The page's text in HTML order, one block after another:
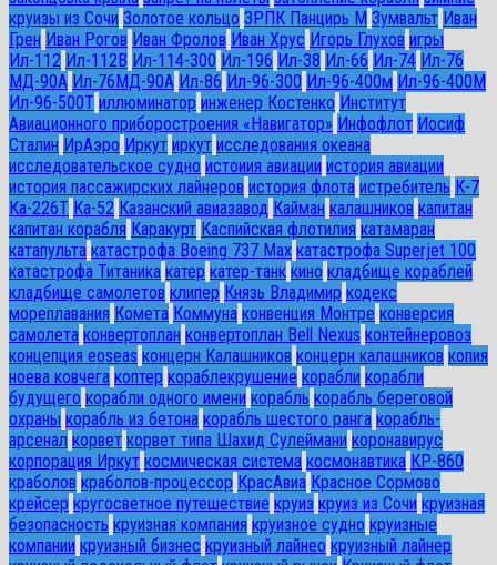
круизы из Сочи Золотое кольцо ЗРПК Панцирь М Зумвальт Иван
Грен Иван Рогов Иван Фролов Иван Хрус Игорь Глухов игры
Ил-112 Ил-112В Ил-114-300 Ил-196 Ил-38 Ил-66 Ил-74 Ил-76
МД-90А Ил-76МД-90А Ил-86 Ил-96-300 Ил-96-400м Ил-96-400М
Ил-96-500Т иллюминатор инженер Костенко Институт
Авиационного приборостроения «Навигатор» Инфофлот Иосиф
Сталин ИрАэро Иркут иркут исследования океана
исследовательское судно истоиия авиации история авиации
история пассажирских лайнеров история флота истребитель К-7
Ка-226Т Ка-52 Казанский авиазавод Кайман калашников капитан
капитан корабля Каракурт Каспийская флотилия катамаран
катапульта катастрофа Boeing 737 Max катастрофа Superjet 100
катастрофа Титаника катер катер-танк кино кладбище кораблей
кладбище самолетов клипер Князь Владимир кодекс
мореплавания Комета Коммуна конвенция Монтре конверсия
самолета конвертоплан конвертоплан Bell Nexus контейнеровоз
концепция eoseas концерн Калашников концерн калашников копия
ноева ковчега коптер кораблекрушение корабли корабли
будущего корабли одного имени корабль корабль береговой
охраны корабль из бетона корабль шестого ранга корабль-
арсенал корвет корвет типа Шахид Сулеймани коронавирус
корпорация Иркут космическая система космонавтика КР-860
краболов краболов-процессор КрасАвиа Красное Сормово
крейсер кругосветное путешествие круиз круиз из Сочи круизная
безопасность круизная компания круизное судно круизные
компании круизный бизнес круизный лайнео круизный лайнер